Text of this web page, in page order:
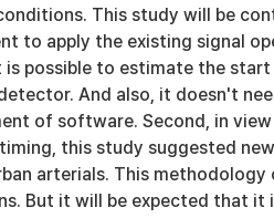
This study will be
to apply the existing signal
is possible to estimate the
And also, it doesn't
of software. Second, in
this study suggested
arterials. This methodology
But it will be expected that